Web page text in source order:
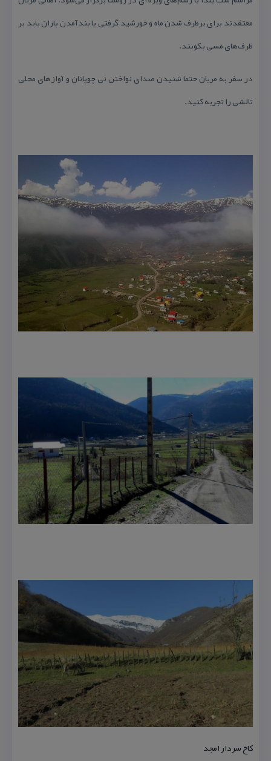
معتقدند برای برطرف شدن ماه و خورشید گرفتی یا بندآمدن باران باید بر
ظرف‌های مسی بكوبند.
در سفر به مریان حتما شنیدن صدای نواختن نی چوپانان و آوازهای محلی
تالشی را تجربه كنید.
كاخ سردار امجد